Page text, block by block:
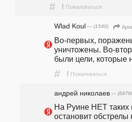
# ! Пожаловаться
Wlad Koul — (1540)
Во-первых,
уничтожены. Во-
были цели, которые
# ! Пожаловаться
андpeй николаев —
На Руине НЕТ таких
остановит